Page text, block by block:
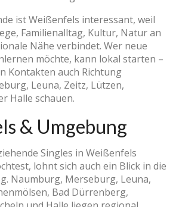
ist Weißenfels interessant, weil
Familienalltag, Kultur, Natur an
Nähe verbindet. Wer neue
möchte, kann lokal starten –
Kontakten auch Richtung
Leuna, Zeitz, Lützen,
Halle schauen.
& Umgebung
Singles in Weißenfels
lohnt sich auch ein Blick in die
Naumburg, Merseburg, Leuna,
Bad Dürrenberg,